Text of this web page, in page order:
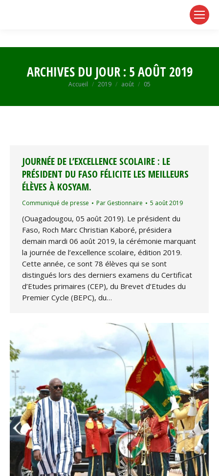
ARCHIVES DU JOUR : 5 AOÛT 2019
Vous êtes ici :
Accueil 2019 août 05
JOURNÉE DE L’EXCELLENCE SCOLAIRE : LE
PRÉSIDENT DU FASO FÉLICITE LES MEILLEURS
ÉLÈVES À KOSYAM.
Communiqué de presse Par Gestionnaire 5 août 2019
(Ouagadougou, 05 août 2019). Le président du
Faso, Roch Marc Christian Kaboré, présidera
demain mardi 06 août 2019, la cérémonie marquant
la journée de l’excellence scolaire, édition 2019.
Cette année, ce sont 78 élèves qui se sont
distingués lors des derniers examens du Certificat
d’Etudes primaires (CEP), du Brevet d’Etudes du
Premier Cycle (BEPC), du…